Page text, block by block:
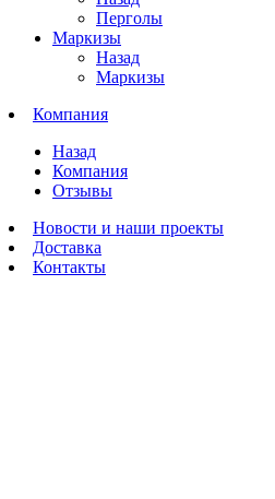
Перголы
Маркизы
Назад
Маркизы
Компания
Назад
Компания
Отзывы
Новости и наши проекты
Доставка
Контакты